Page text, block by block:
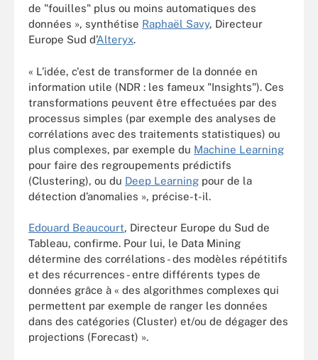
de "fouilles" plus ou moins automatiques des
données », synthétise Raphaël Savy, Directeur
Europe Sud d’Alteryx.
« L’idée, c'est de transformer de la donnée en
information utile (NDR : les fameux "Insights"). Ces
transformations peuvent être effectuées par des
processus simples (par exemple des analyses de
corrélations avec des traitements statistiques) ou
plus complexes, par exemple du Machine Learning
pour faire des regroupements prédictifs
(Clustering), ou du Deep Learning pour de la
détection d’anomalies », précise-t-il.
Edouard Beaucourt, Directeur Europe du Sud de
Tableau, confirme. Pour lui, le Data Mining
détermine des corrélations - des modèles répétitifs
et des récurrences - entre différents types de
données grâce à « des algorithmes complexes qui
permettent par exemple de ranger les données
dans des catégories (Cluster) et/ou de dégager des
projections (Forecast) ».